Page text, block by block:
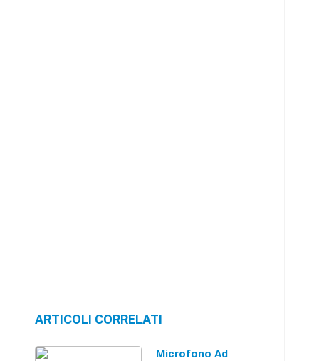
ARTICOLI CORRELATI
Microfono Ad